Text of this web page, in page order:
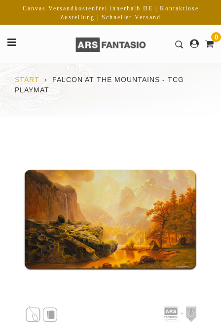
Inhalt
Canvas Versandkostenfrei innerhalb DE | Kontaktlose
Zustellung | Schneller Versand
0
START ›
FALCON AT THE MOUNTAINS - TCG
PLAYMAT